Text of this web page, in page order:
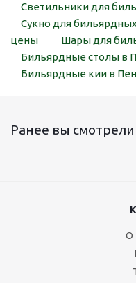
Светильники для
Сукно для
цены
Шары для
Бильярдные столы в
Бильярдные кии в
Ранее вы смотрели
О